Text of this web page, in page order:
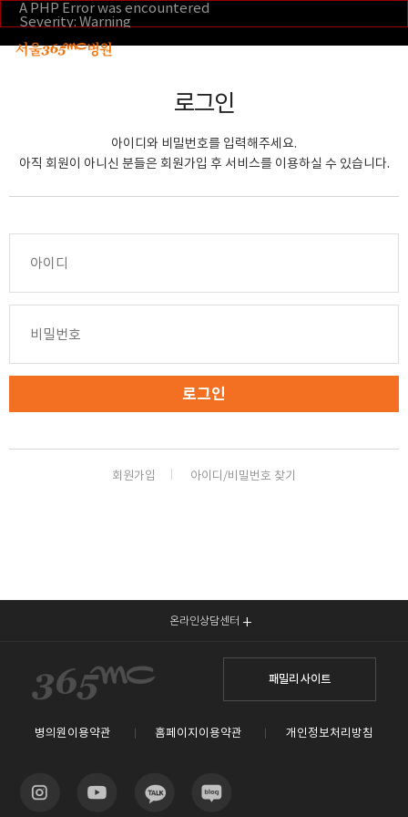
A PHP Error was encountered
Severity: Warning
Filename: _inc/header_body.php
Line Number: 108
/home/suction/public_html/application/views/mobile/
/home/suction/public_html/application/views/mobile/
Line: 295
File:
Function: view
File:
/home/suction/public_html/application/controllers/
Function: view_print
File: /home/suction/public_html/index.php
Function: require_once
본문 바로가기
로그인
아이디와 비밀번호를 입력해주세요.
아직 회원이 아니신 분들은 회원가입 후 서비스를 이용하실 수 있습니다.
로그인
회원가입 아이디/비밀번호 찾기
온라인상담센터
패밀리 사이트
병의원이용약관 홈페이지이용약관 개인정보처리방침